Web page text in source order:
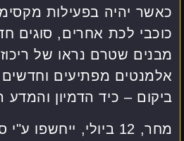
כאשר יהיה בפעילות
כוכבי לכת אחרים, סוגים
מבנים שטרם נראו של
אלמנטים מפתיעים וחדשים
ביקום – כיד הדמיון והמדע
מחר, 12 ביולי, ייחשפו